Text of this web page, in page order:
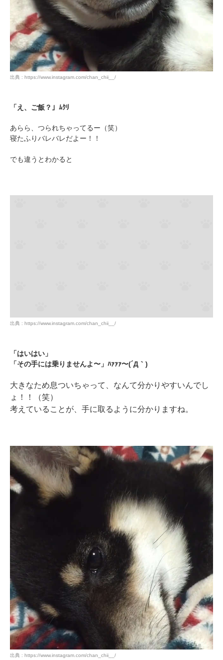
出典 : https://www.instagram.com/chan_chii__/
「え、ご飯？」ﾑｸﾘ
あらら、つられちゃってるー（笑）
寝たふりバレバレだよー！！
でも違うとわかると
出典 : https://www.instagram.com/chan_chii__/
「その手には乗りませんよ〜」ﾊｧｧｧ〜(´Д｀)
大きなため息ついちゃって、なんて分かりやすいんでし
ょ！！（笑）
考えていることが、手に取るように分かりますね。
いぬ部をフォロー
ねこ部をフォロー